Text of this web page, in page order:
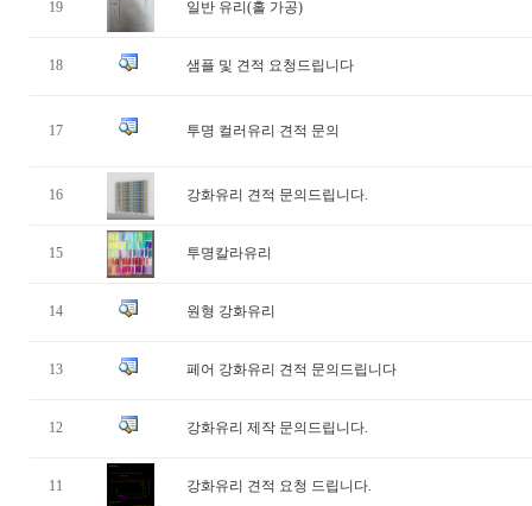
19 일반 유리(홀 가공)
18 샘플 및 견적 요청드립니다
17 투명 컬러유리 견적 문의
16 강화유리 견적 문의드립니다.
15 투명칼라유리
14 원형 강화유리
13 페어 강화유리 견적 문의드립니다
12 강화유리 제작 문의드립니다.
11 강화유리 견적 요청 드립니다.